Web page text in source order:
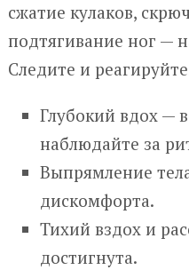
сжатие кулаков,
подтягивание ног —
Следите и
Глубокий вдох —
наблюдайте за
Выпрямление
дискомфорта.
Тихий вздох и
достигнута.